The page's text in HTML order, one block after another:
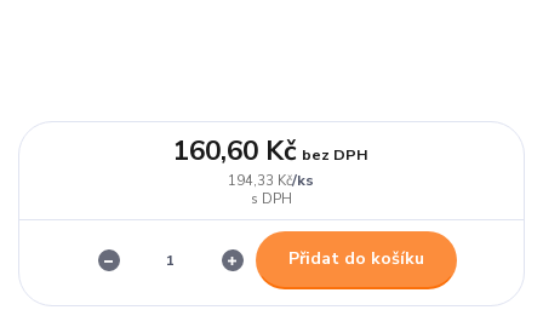
194,33 Kč/ks
160,60 Kč bez DPH
Přidat do košíku